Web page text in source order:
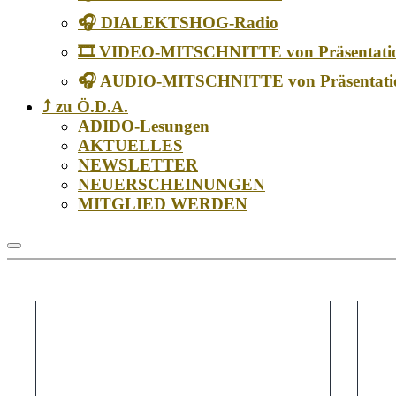
🎧 DIALEKTSHOG-Radio
🎞️ VIDEO-MITSCHNITTE von
🎧 AUDIO-MITSCHNITTE von
⤴️ zu Ö.D.A.
ADIDO-Lesungen
AKTUELLES
NEWSLETTER
NEUERSCHEINUNGEN
MITGLIED WERDEN